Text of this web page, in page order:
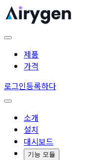
제품
가격
로그인등록하다
소개
설치
대시보드
기능 모듈